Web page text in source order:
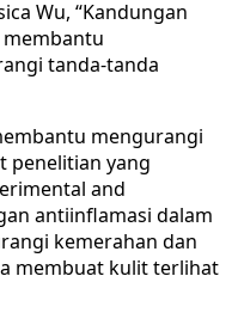
Wu, “Kandungan
tanda-tanda
mengurangi
penelitian yang
and
antiinflamasi dalam
kemerahan dan
membuat kulit terlihat